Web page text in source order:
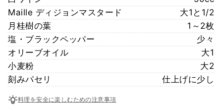
Maille ディジョンマスタード
大1と1/2
月桂樹の葉
1～2枚
塩・ブラックペッパー
少々
オリーブオイル
大1
小麦粉
大2
刻みパセリ
仕上げに少し
料理を安全に楽しむための注意事項